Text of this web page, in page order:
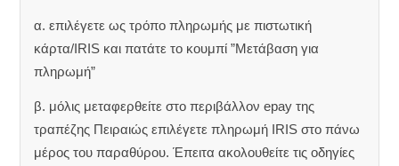
α. επιλέγετε ως τρόπο πληρωμής με πιστωτική
κάρτα/IRIS και πατάτε το κουμπί ”Μετάβαση για
πληρωμή”
β. μόλις μεταφερθείτε στο περιβάλλον epay της
τραπέζης Πειραιώς επιλέγετε πληρωμή IRIS στο πάνω
μέρος του παραθύρου. Έπειτα ακολουθείτε τις οδηγίες